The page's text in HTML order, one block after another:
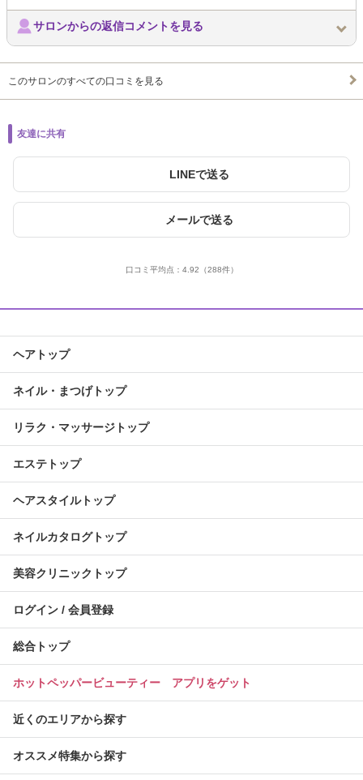
サロンからの返信コメントを見る
このサロンのすべての口コミを見る
友達に共有
LINEで送る
メールで送る
口コミ平均点： 4.92 （288件）
ヘアトップ
ネイル・まつげトップ
リラク・マッサージトップ
エステトップ
ヘアスタイルトップ
ネイルカタログトップ
美容クリニックトップ
ログイン / 会員登録
総合トップ
ホットペッパービューティー アプリをゲット
近くのエリアから探す
オススメ特集から探す